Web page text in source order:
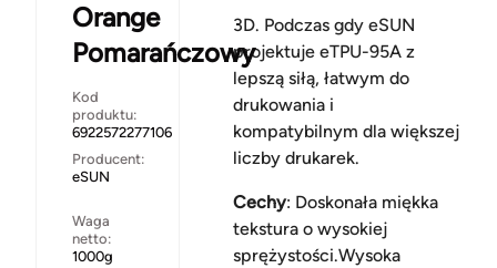
Orange
Pomarańczowy
Kod
produktu:
6922572277106
Producent:
eSUN
Waga
netto:
1000g
3D. Podczas gdy eSUN
projektuje eTPU-95A z
lepszą siłą, łatwym do
drukowania i
kompatybilnym dla większej
liczby drukarek.
Cechy: Doskonała miękka
tekstura o wysokiej
sprężystości.Wysoka